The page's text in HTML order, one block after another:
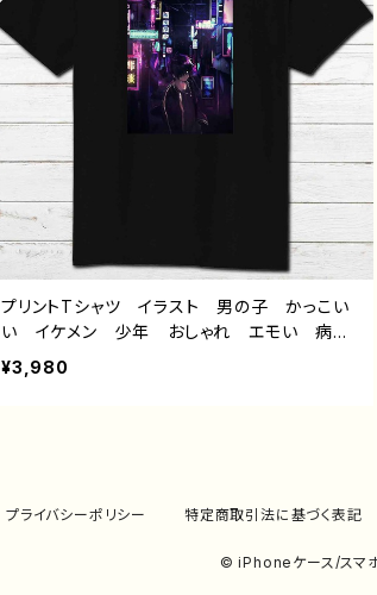
プリントTシャツ イラスト 男の子 かっこい
い イケメン 少年 おしゃれ エモい 病み
かわいい メンヘラ ヤンデレ 黒髪 スー
ツ ピアス 綺麗 風景 夜景 美しい 景
黒野京デザイン33 作：黒野京
¥3,980
プライバシーポリシー 特定商取引法に基づく表記
© iPhoneケース/スマ